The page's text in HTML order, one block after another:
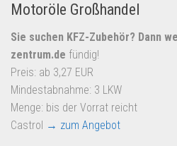
Newsletter
Motoröle Großhandel
Sie suchen KFZ-Zubehör? Dann
zentrum.de fündig!
Preis: ab 3,27 EUR
Mindestabnahme: 3 LKW
Menge: bis der Vorrat reicht
Castrol → zum Angebot